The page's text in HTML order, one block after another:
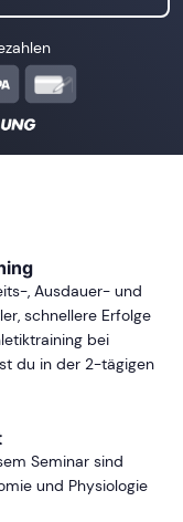
, Ausdauer- und
schnellere Erfolge
bei
du in der 2-tägigen
Seminar sind
und Physiologie